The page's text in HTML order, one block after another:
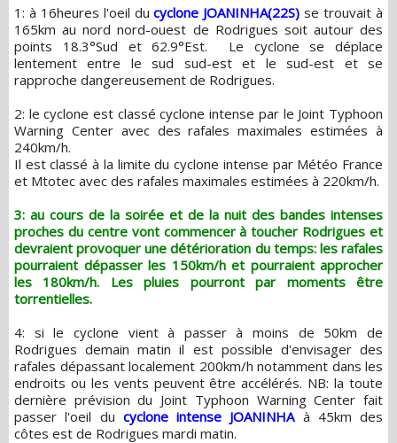
1: à 16heures l'oeil ducyclone JOANINHA(22S) se trouvait à
165km au nord nord-ouest de Rodrigues soit autour des
points 18.3°Sud et 62.9°Est. Le cyclone se déplace
lentement entre le sud sud-est et le sud-est et se
rapproche dangereusement de Rodrigues.
2: le cyclone est classé cyclone intense par le Joint Typhoon
Warning Center avec des rafales maximales estimées à
240km/h.
Il est classé à la limite du cyclone intense par Météo France
et Mtotec avec des rafales maximales estimées à 220km/h.
3: au cours de la soirée et de la nuit des bandes intenses
proches du centre vont commencer à toucher Rodrigues et
devraient provoquer une détérioration du temps: les rafales
pourraient dépasser les 150km/h et pourraient approcher
les 180km/h. Les pluies pourront par moments être
torrentielles.
4: si le cyclone vient à passer à moins de 50km de
Rodrigues demain matin il est possible d'envisager des
rafales dépassant localement 200km/h notamment dans les
endroits ou les vents peuvent être accélérés. NB: la toute
dernière prévision du Joint Typhoon Warning Center fait
passer l'oeil du cyclone intense JOANINHAà 45km des
côtes est de Rodrigues mardi matin.